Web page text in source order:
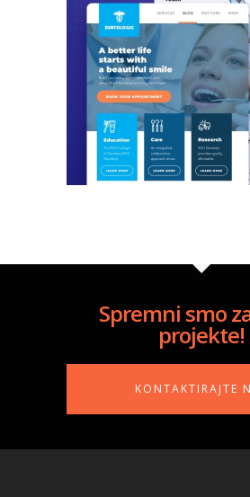
Spremni smo
projekte!
KONTAKTIRAJTE